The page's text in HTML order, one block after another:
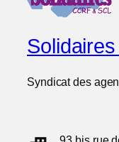
Syndicat des